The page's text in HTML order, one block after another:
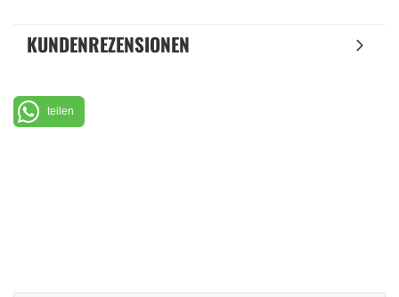
KUNDENREZENSIONEN
teilen